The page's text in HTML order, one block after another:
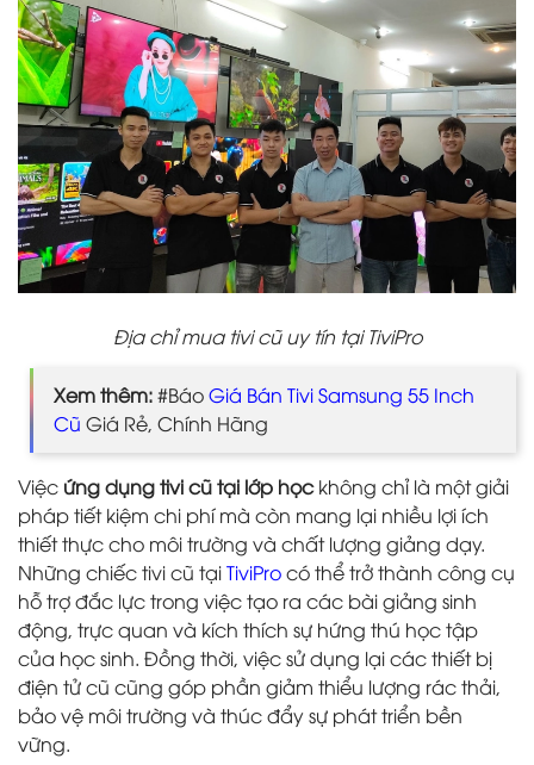
Địa chỉ mua tivi cũ uy tín tại TiviPro
Xem thêm:#BáoGiá Bán Tivi Samsung 55 Inch
Cũ Giá Rẻ, Chính Hãng
Việc ứng dụng tivi cũ tại lớp họckhông chỉ là một giải
pháp tiết kiệm chi phí mà còn mang lại nhiều lợi ích
thiết thực cho môi trường và chất lượng giảng dạy.
Những chiếc tivi cũ tạiTiviProcó thể trở thành công cụ
hỗ trợ đắc lực trong việc tạo ra các bài giảng sinh
động, trực quan và kích thích sự hứng thú học tập
của học sinh. Đồng thời, việc sử dụng lại các thiết bị
điện tử cũ cũng góp phần giảm thiểu lượng rác thải,
bảo vệ môi trường và thúc đẩy sự phát triển bền
vững.